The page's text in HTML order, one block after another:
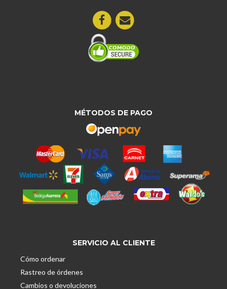
de
producto
MÉTODOS DE PAGO
SERVICIO AL CLIENTE
Cómo ordenar
Rastreo de órdenes
Cambios o devoluciones